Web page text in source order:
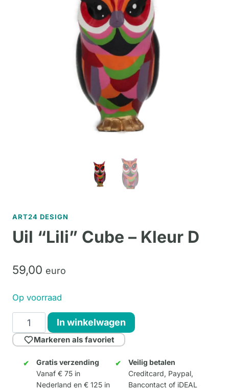
ART24 DESIGN
Uil “Lili” Cube – Kleur D
59,00 euro
Op voorraad
"Lili"
Cube
In winkelwagen
Markeren als favoriet
Gratis verzending
Vanaf € 75 in
Nederland en € 125 in
Veilig betalen
Creditcard, Paypal,
Bancontact of iDEAL